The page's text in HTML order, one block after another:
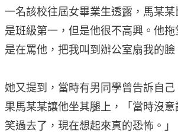
一名該校往屆女畢業生透露，馬某
是班級第一，但是他很不高興。他
是在罵他，把我叫到辦公室扇我的臉
她又提到，當時有男同學曾告訴自
果馬某某讓他坐其腿上，「當時沒
笑過去了，現在想起來真的恐怖。」